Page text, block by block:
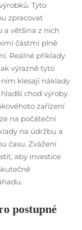
Tyto
zpracovat
a většina z nich
částmi plně
Reálné příklady
výrazně tyto
klesají náklady
chod výroby.
zařízení
na počáteční
na údržbu a
času. Zvážení
aby investice
postupné